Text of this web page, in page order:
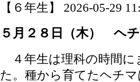
【６年生】 2026-05-29
５月２８日（木） ヘ
４年生は理科の時間に
た。種から育てたヘチ